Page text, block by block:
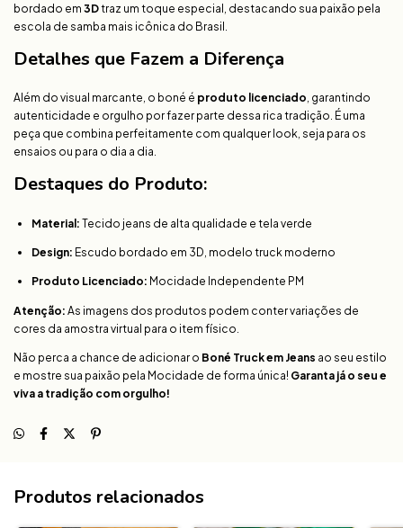
bordado em 3Dtraz um toque especial, destacando sua paixão pela
escola de samba mais icônica do Brasil.
Detalhes que Fazem a Diferença
Além do visual marcante, o boné é produto licenciado , garantindo
autenticidade e orgulho por fazer parte dessa rica tradição. É uma
peça que combina perfeitamente com qualquer look, seja para os
ensaios ou para o dia a dia.
Destaques do Produto:
Material: Tecido jeans de alta qualidade e tela verde
Design: Escudo bordado em 3D, modelo truck moderno
Produto Licenciado: Mocidade Independente PM
Atenção: As imagens dos produtos podem conter variações de
cores da amostra virtual para o item físico.
Não perca a chance de adicionar o Boné Truck em Jeans ao seu estilo
e mostre sua paixão pela Mocidade de forma única! Garanta já o seu e
viva a tradição com orgulho!
Produtos relacionados